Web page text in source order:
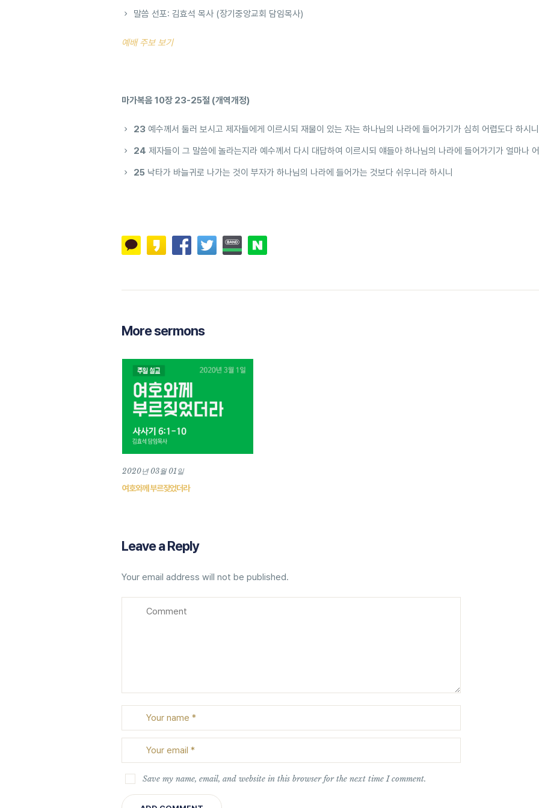
말씀 선포: 김효석 목사 (장기중앙교회 담임목사)
예배 주보 보기
마가복음 10장 23-25절 (개역개정)
23예수께서 둘러 보시고 제자들에게 이르시되 재물이 있는 자는 하나님의 나라에 들어가기가 심히 어렵도다 하시니
24 제자들이 그 말씀에 놀라는지라 예수께서 다시 대답하여 이르시되 얘들아 하나님의 나라에 들어가기가 얼마나
25낙타가 바늘귀로 나가는 것이 부자가 하나님의 나라에 들어가는 것보다 쉬우니라 하시니
More sermons
2020년 03월 01일
여호와께 부르짖었더라
Leave a Reply
Your email address will not be published.
Save my name, email, and website in this browser for the next time I comment.